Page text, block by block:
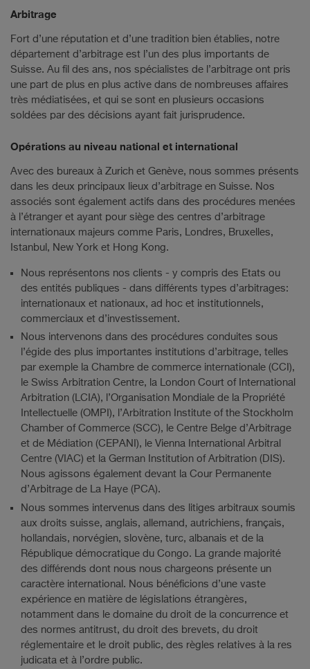
Arbitrage
Fort d’une réputation et d’une tradition bien établies, notre
département d’arbitrage est l’un des plus importants de
Suisse. Au fil des ans, nos spécialistes de l’arbitrage ont pris
une part de plus en plus active dans de nombreuses affaires
très médiatisées, et qui se sont en plusieurs occasions
soldées par des décisions ayant fait jurisprudence.
Opérations au niveau national et international
Avec des bureaux à Zurich et Genève, nous sommes présents
dans les deux principaux lieux d’arbitrage en Suisse. Nos
associés sont également actifs dans des procédures menées
à l’étranger et ayant pour siège des centres d’arbitrage
internationaux majeurs comme Paris, Londres, Bruxelles,
Istanbul, New York et Hong Kong.
Nous représentons nos clients - y compris des Etats ou
des entités publiques - dans différents types d’arbitrages:
internationaux et nationaux, ad hoc et institutionnels,
commerciaux et d’investissement.
Nous intervenons dans des procédures conduites sous
l’égide des plus importantes institutions d’arbitrage, telles
par exemple la Chambre de commerce internationale (CCI),
le Swiss Arbitration Centre, la London Court of International
Arbitration (LCIA), l’Organisation Mondiale de la Propriété
Intellectuelle (OMPI), l’Arbitration Institute of the Stockholm
Chamber of Commerce (SCC), le Centre Belge d’Arbitrage
et de Médiation (CEPANI), le Vienna International Arbitral
Centre (VIAC) et la German Institution of Arbitration (DIS).
Nous agissons également devant la Cour Permanente
d’Arbitrage de La Haye (PCA).
Nous sommes intervenus dans des litiges arbitraux soumis
aux droits suisse, anglais, allemand, autrichiens, français,
hollandais, norvégien, slovène, turc, albanais et de la
République démocratique du Congo. La grande majorité
des différends dont nous nous chargeons présente un
caractère international. Nous bénéficions d’une vaste
expérience en matière de législations étrangères,
notamment dans le domaine du droit de la concurrence et
des normes antitrust, du droit des brevets, du droit
réglementaire et le droit public, des règles relatives à la res
judicata et à l’ordre public.